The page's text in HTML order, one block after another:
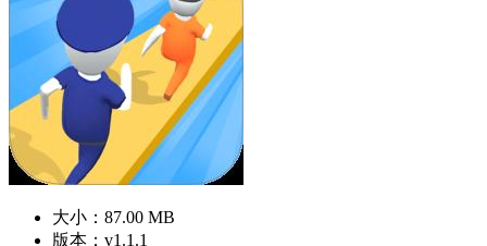
大小：87.00 MB
版本：v1.1.1